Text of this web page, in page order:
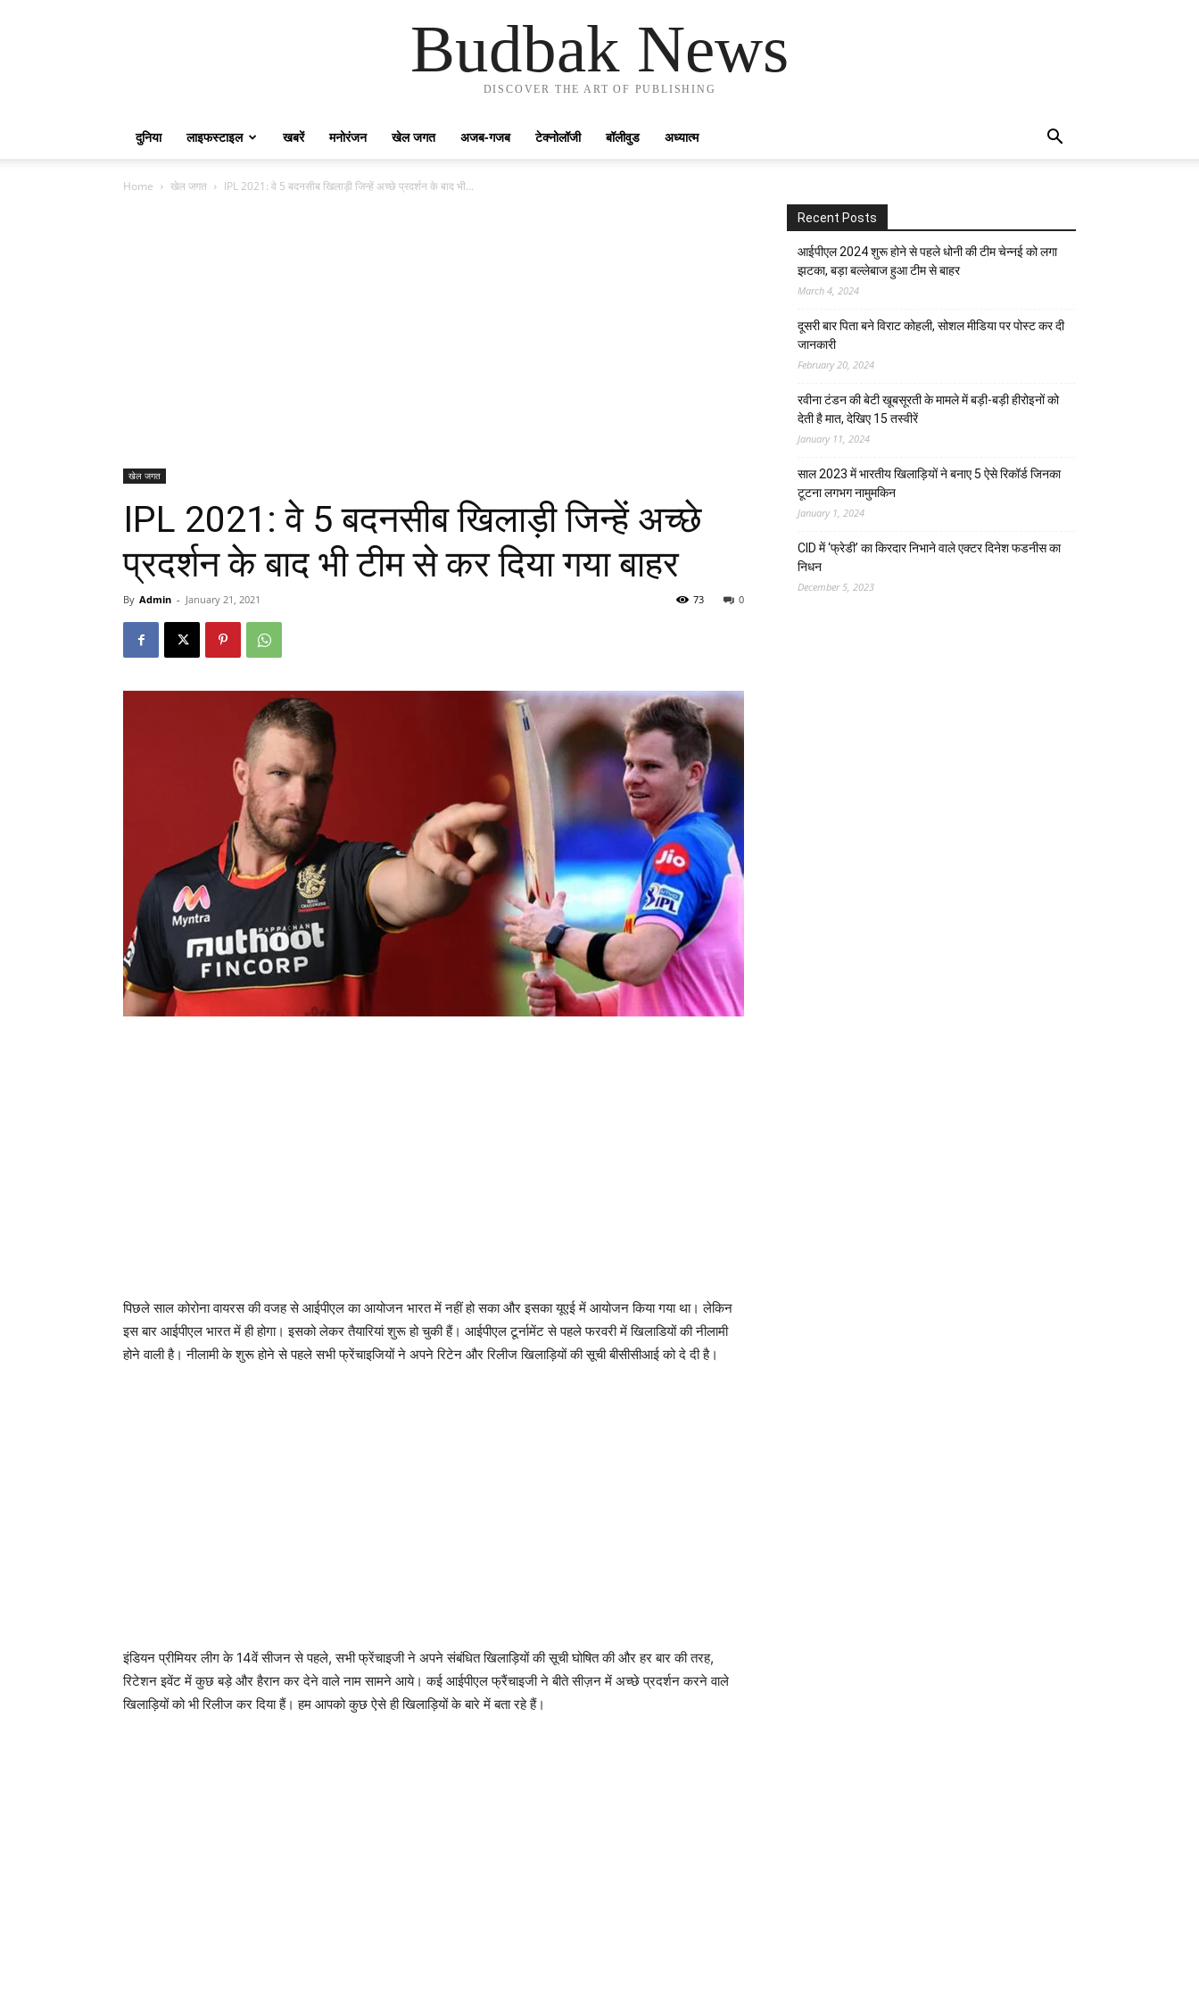
Budbak News
DISCOVER THE ART OF PUBLISHING
दुनिया लाइफस्टाइल खबरें मनोरंजन खेल जगत अजब-गजब टेक्नोलॉजी बॉलीवुड अध्यात्म
Home खेल जगत IPL 2021: वे 5 बदनसीब खिलाड़ी जिन्हें अच्छे प्रदर्शन के बाद भी...
खेल जगत
IPL 2021: वे 5 बदनसीब खिलाड़ी जिन्हें अच्छे
प्रदर्शन के बाद भी टीम से कर दिया गया बाहर
By Admin - January 21, 2021 0
73
पिछले साल कोरोना वायरस की वजह से आईपीएल का आयोजन भारत में नहीं हो सका और इसका यूएई में आयोजन किया गया था। लेकिन
इस बार आईपीएल भारत में ही होगा। इसको लेकर तैयारियां शुरू हो चुकी हैं। आईपीएल टूर्नामेंट से पहले फरवरी में खिलाडियों की नीलामी
होने वाली है। नीलामी के शुरू होने से पहले सभी फ्रेंचाइजियों ने अपने रिटेन और रिलीज खिलाड़ियों की सूची बीसीसीआई को दे दी है।
इंडियन प्रीमियर लीग के 14वें सीजन से पहले, सभी फ्रेंचाइजी ने अपने संबंधित खिलाड़ियों की सूची घोषित की और हर बार की तरह,
रिटेशन इवेंट में कुछ बड़े और हैरान कर देने वाले नाम सामने आये। कई आईपीएल फ्रैंचाइजी ने बीते सीज़न में अच्छे प्रदर्शन करने वाले
खिलाड़ियों को भी रिलीज कर दिया हैं। हम आपको कुछ ऐसे ही खिलाड़ियों के बारे में बता रहे हैं।
Recent Posts
आईपीएल 2024 शुरू होने से पहले धोनी की टीम चेन्नई को लगा
झटका, बड़ा बल्लेबाज हुआ टीम से बाहर
March 4, 2024
दूसरी बार‌ पिता बने विराट कोहली, सोशल मीडिया पर पोस्ट कर दी‌
जानकारी
February 20, 2024
रवीना टंडन की बेटी खूबसूरती के मामले में बड़ी-बड़ी हीरोइनों को
देती है मात, देखिए 15 तस्वीरें
January 11, 2024
साल 2023 में भारतीय खिलाड़ियों ने बनाए 5 ऐसे रिकॉर्ड जिनका
टूटना लगभग नामुमकिन
January 1, 2024
CID में ‘फ्रेडी’ का किरदार निभाने वाले एक्टर दिनेश फडनीस का
निधन
December 5, 2023